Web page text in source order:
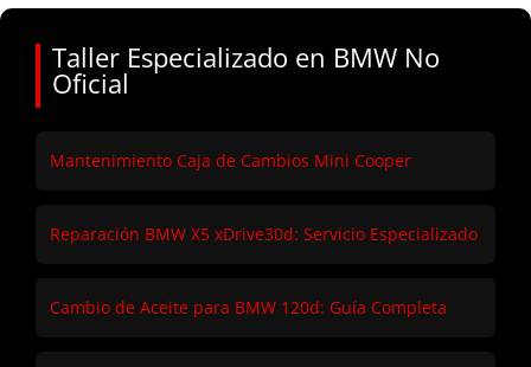
Taller Especializado en BMW No
Oficial
Mantenimiento Caja de Cambios Mini Cooper
Reparación BMW X5 xDrive30d: Servicio Especializado
Cambio de Aceite para BMW 120d: Guía Completa